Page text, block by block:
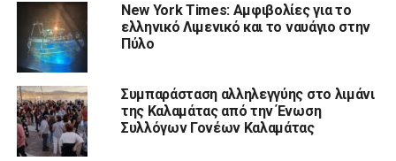
New York Times: Αμφιβολίες για το
ελληνικό Λιμενικό και το ναυάγιο στην
Πύλο
Συμπαράσταση αλληλεγγύης στο λιμάνι
της Καλαμάτας από την Ένωση
Συλλόγων Γονέων Καλαμάτας